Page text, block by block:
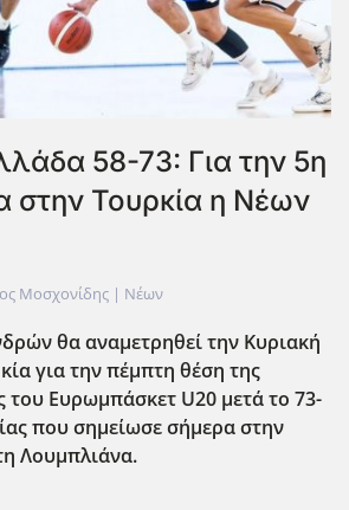
58-73: Για την 5η
στην Τουρκία η Νέων
Μοσχονίδης | Νέων
θα αναμετρηθεί την Κυριακή
για την πέμπτη θέση της
του Ευρωμπάσκετ U20 μετά το 73-
που σημείωσε σήμερα στην
Λουμπλιάνα.